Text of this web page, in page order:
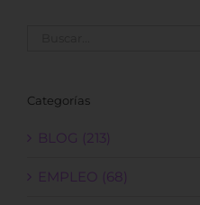
Categorías
BLOG (213)
EMPLEO (68)